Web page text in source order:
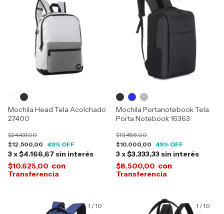
Mochila Head Tela Acolchado
27400
$12.500,00
$24.431,00
49% OFF
3x$4.166,67 sin interés
$10.625,00 con
Mochila Portanotebook Tela
Porta Notebook 16363
$10.000,00
$19.458,00
49% OFF
3x$3.333,33 sin interés
$8.500,00 con
1 /10 1 /10